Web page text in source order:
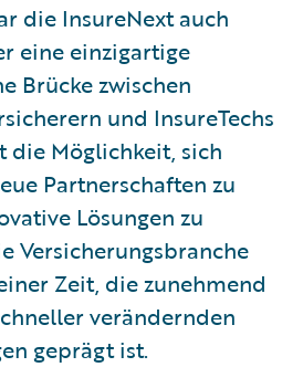
die InsureNext auch
eine einzigartige
Brücke zwischen
und InsureTechs
die Möglichkeit, sich
Partnerschaften zu
Lösungen zu
Versicherungsbranche
Zeit, die zunehmend
verändernden
geprägt ist.